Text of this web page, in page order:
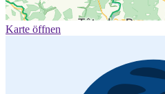
Karte öffnen